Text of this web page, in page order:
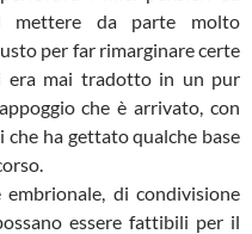
mettere da parte molto
per far rimarginare certe
era mai tradotto in un pur
che è arrivato, con
ha gettato qualche base
di condivisione
essere fattibili per il